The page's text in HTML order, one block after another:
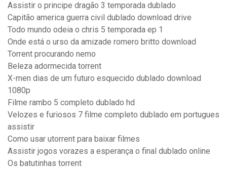
Assistir o principe dragão 3 temporada dublado
Capitão america guerra civil dublado download drive
Todo mundo odeia o chris 5 temporada ep 1
Onde está o urso da amizade romero britto download
Torrent procurando nemo
Beleza adormecida torrent
X-men dias de um futuro esquecido dublado download
1080p
Filme rambo 5 completo dublado hd
Velozes e furiosos 7 filme completo dublado em portugues
assistir
Como usar utorrent para baixar filmes
Assistir jogos vorazes a esperança o final dublado online
Os batutinhas torrent